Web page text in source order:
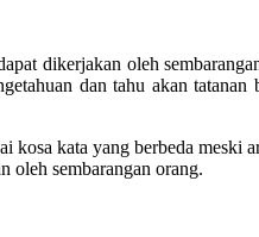
dikerjakan oleh
dan tahu akan
kosa kata yang berbeda
oleh sembarangan orang.